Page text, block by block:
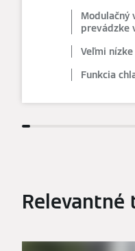
Modulačný
prevádzke
Veľmi
Funkcia
Relevantné